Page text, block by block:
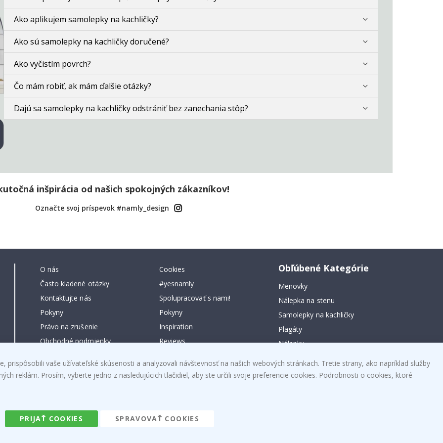
Ako aplikujem samolepky na kachličky?
Ako sú samolepky na kachličky doručené?
Ako vyčistím povrch?
Čo mám robiť, ak mám ďalšie otázky?
Dajú sa samolepky na kachličky odstrániť bez zanechania stôp?
inšpirácia od našich spokojných zákazníkov!
Označte svoj príspevok #namly_design
O nás
Často kladené otázky
Kontaktujte nás
Pokyny
Právo na zrušenie
Obchodné podmienky
Cookies
#yesnamly
Spolupracovať s nami!
Pokyny
Inspiration
Reviews
Obľúbené Kategórie
Menovky
Nálepka na stenu
Samolepky na kachličky
Plagáty
Nálepky
Namly Design AB
Terminalgatan 9, 23261 Arlöv, Schweden | info@namly.de
vaše užívateľské skúsenosti a analyzovali návštevnosť na našich webových stránkach. Tretie strany, ako napríklad služby
reklám. Prosím, vyberte jedno z nasledujúcich tlačidiel, aby ste určili svoje preferencie cookies. Podrobnosti o cookies, ktoré
PRIJAŤ COOKIES SPRAVOVAŤ COOKIES